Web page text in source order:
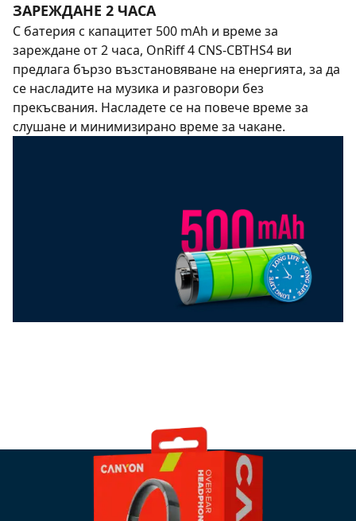
ЗАРЕЖДАНЕ 2 ЧАСА
С батерия с капацитет 500 mAh и време за
зареждане от 2 часа, OnRiff 4 CNS-CBTHS4 ви
предлага бързо възстановяване на енергията, за да
се насладите на музика и разговори без
прекъсвания. Насладете се на повече време за
слушане и минимизирано време за чакане.